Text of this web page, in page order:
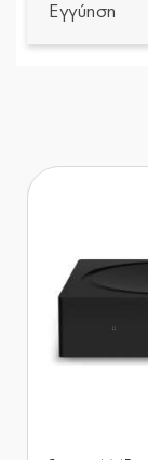
Εγγύηση